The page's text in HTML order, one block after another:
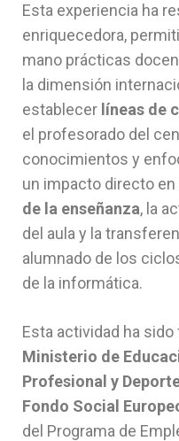
Esta experiencia ha
enriquecedora,
mano prácticas
la dimensión
establecer líneas de
el profesorado del
conocimientos y
un impacto directo en
de la enseñanza, la
del aula y la
alumnado de los
de la informática.
Esta actividad ha sido
Ministerio de
Profesional y
Fondo Social
del Programa de